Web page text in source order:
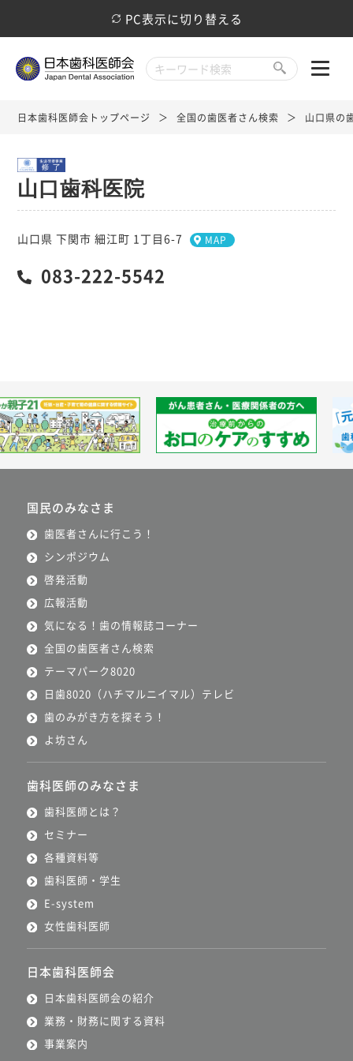
PC表示に切り替える
日本歯科医師会トップページ 全国の歯医者さん検索 山口県の
山口歯科医院
山口県 下関市 細江町 1丁目6-7 MAP
083-222-5542
国民のみなさま
歯医者さんに行こう！
シンポジウム
啓発活動
広報活動
気になる！歯の情報誌コーナー
全国の歯医者さん検索
テーマパーク8020
日歯8020（ハチマルニイマル）テレビ
歯のみがき方を探そう！
よ坊さん
歯科医師のみなさま
歯科医師とは？
セミナー
各種資料等
歯科医師・学生
E-system
女性歯科医師
日本歯科医師会
日本歯科医師会の紹介
業務・財務に関する資料
事業案内